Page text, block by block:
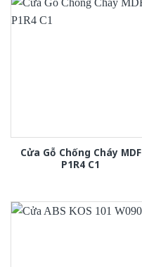
Cửa Gỗ Chống Cháy MDF
P1R4 C1